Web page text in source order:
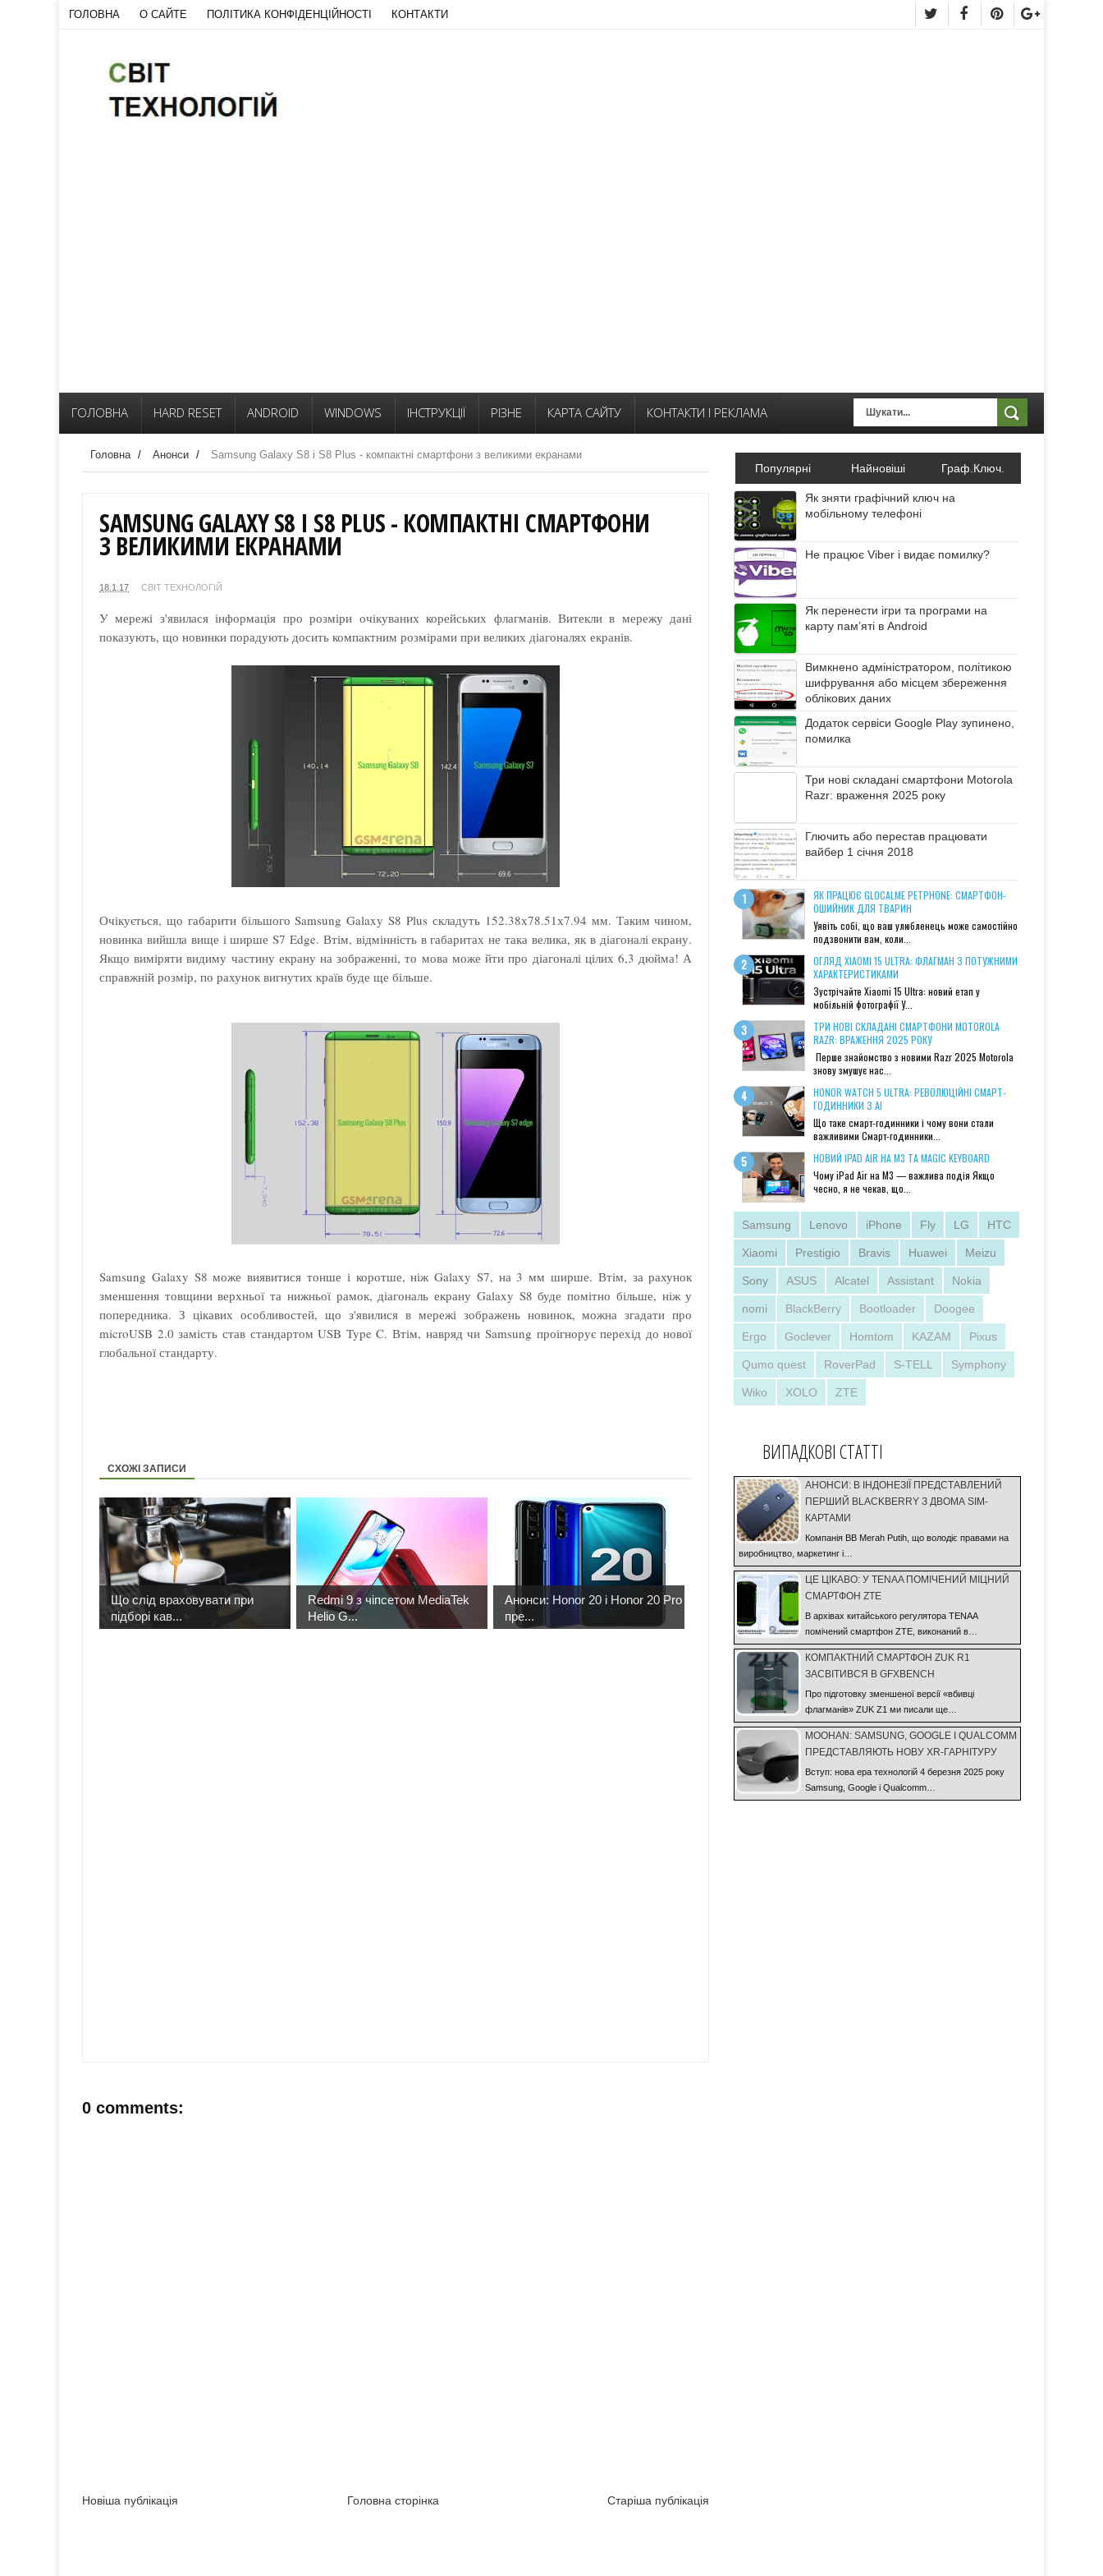
ГОЛОВНА О САЙТЕ ПОЛІТИКА КОНФІДЕНЦІЙНОСТІ КОНТАКТИ
ГОЛОВНА HARD RESET ANDROID WINDOWS ІНСТРУКЦІЇ РІЗНЕ КАРТА САЙТУ КОНТАКТИ І РЕКЛАМА
Головна / Анонси / Samsung Galaxy S8 і S8 Plus - компактні смартфони з великими екранами
SAMSUNG GALAXY S8 І S8 PLUS - КОМПАКТНІ СМАРТФОНИ
З ВЕЛИКИМИ ЕКРАНАМИ
18.1.17 СВІТ ТЕХНОЛОГІЙ
У мережі з'явилася інформація про розміри очікуваних корейських флагманів. Витекли в мережу дані
показують, що новинки порадують досить компактним розмірами при великих діагоналях екранів.
Очікується, що габарити більшого Samsung Galaxy S8 Plus складуть 152.38х78.51х7.94 мм. Таким чином,
новинка вийшла вище і ширше S7 Edge. Втім, відмінність в габаритах не така велика, як в діагоналі екрану.
Якщо виміряти видиму частину екрану на зображенні, то мова може йти про діагоналі цілих 6,3 дюйма! А
справжній розмір, по рахунок вигнутих країв буде ще більше.
Samsung Galaxy S8 може виявитися тонше і коротше, ніж Galaxy S7, на 3 мм ширше. Втім, за рахунок
зменшення товщини верхньої та нижньої рамок, діагональ екрану Galaxy S8 буде помітно більше, ніж у
попередника. З цікавих особливостей, що з'явилися в мережі зображень новинок, можна згадати про
microUSB 2.0 замість став стандартом USB Type C. Втім, навряд чи Samsung проігнорує перехід до нової
глобальної стандарту.
СХОЖІ ЗАПИСИ
Що слід враховувати при
підборі кав...
Redmi 9 з чіпсетом MediaTek
Helio G...
Анонси: Honor 20 і Honor 20 Pro
пре...
0 comments:
Новіша публікація Старіша публікація
Головна сторінка
Популярні Найновіші Граф.Ключ.
Як зняти графічний ключ на
мобільному телефоні
Не працює Viber і видає помилку?
Як перенести ігри та програми на
карту пам’яті в Android
Вимкнено адміністратором, політикою
шифрування або місцем збереження
облікових даних
Додаток сервіси Google Play зупинено,
помилка
Три нові складані смартфони Motorola
Razr: враження 2025 року
Глючить або перестав працювати
вайбер 1 січня 2018
ЯК ПРАЦЮЄ GLOCALME PETPHONE: СМАРТФОН-
ОШИЙНИК ДЛЯ ТВАРИН
Уявіть собі, що ваш улюбленець може самостійно
подзвонити вам, коли...
ОГЛЯД XIAOMI 15 ULTRA: ФЛАГМАН З ПОТУЖНИМИ
ХАРАКТЕРИСТИКАМИ
Зустрічайте Xiaomi 15 Ultra: новий етап у
мобільній фотографії У...
ТРИ НОВІ СКЛАДАНІ СМАРТФОНИ MOTOROLA
RAZR: ВРАЖЕННЯ 2025 РОКУ
Перше знайомство з новими Razr 2025 Motorola
знову змушує нас...
HONOR WATCH 5 ULTRA: РЕВОЛЮЦІЙНІ СМАРТ-
ГОДИННИКИ З AI
Що таке смарт-годинники і чому вони стали
важливими Смарт-годинники...
НОВИЙ IPAD AIR НА M3 ТА MAGIC KEYBOARD
Чому iPad Air на M3 — важлива подія Якщо
чесно, я не чекав, що...
Samsung Lenovo iPhone Fly LG HTC
Xiaomi Prestigio Bravis Huawei Meizu
Sony ASUS Alcatel Assistant Nokia
nomi BlackBerry Bootloader Doogee
Ergo Goclever Homtom KAZAM Pixus
Qumo quest RoverPad S-TELL Symphony
Wiko XOLO ZTE
ВИПАДКОВІ СТАТТІ
АНОНСИ: В ІНДОНЕЗІЇ ПРЕДСТАВЛЕНИЙ
ПЕРШИЙ BLACKBERRY З ДВОМА SIM-
КАРТАМИ
Компанія BB Merah Putih, що володіє правами на
виробництво, маркетинг і…
ЦЕ ЦІКАВО: У TENAA ПОМІЧЕНИЙ МІЦНИЙ
СМАРТФОН ZTE
В архівах китайського регулятора TENAA
помічений смартфон ZTE, виконаний в…
КОМПАКТНИЙ СМАРТФОН ZUK R1
ЗАСВІТИВСЯ В GFXBENCH
Про підготовку зменшеної версії «вбивці
флагманів» ZUK Z1 ми писали ще…
MOOHAN: SAMSUNG, GOOGLE І QUALCOMM
ПРЕДСТАВЛЯЮТЬ НОВУ XR-ГАРНІТУРУ
Вступ: нова ера технологій 4 березня 2025 року
Samsung, Google і Qualcomm…